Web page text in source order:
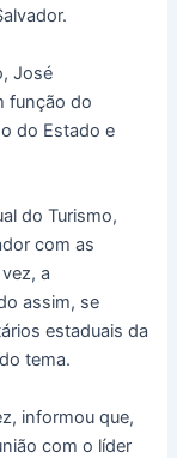
José
função do
do Estado e
do Turismo,
com as
a
assim, se
estaduais da
tema.
informou que,
com o líder